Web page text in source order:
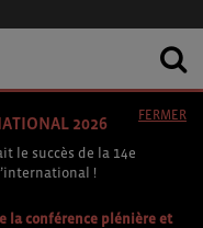
2026
le succès de la 14e
!
la conférence plénière et
FERMER